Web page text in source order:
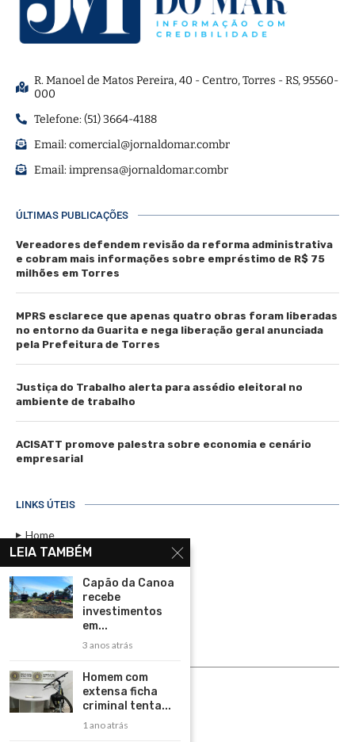
R. Manoel de Matos Pereira, 40 - Centro, Torres - RS, 95560-
000
Telefone: (51) 3664-4188
Email:comercial@jornaldomar.combr
Email:imprensa@jornaldomar.combr
ÚLTIMAS PUBLICAÇÕES
Vereadores defendem revisão da reforma administrativa
e cobram mais informações sobre empréstimo de R$ 75
milhões em Torres
MPRS esclarece que apenas quatro obras foram liberadas
no entorno da Guarita e nega liberação geral anunciada
pela Prefeitura de Torres
Justiça do Trabalho alerta para assédio eleitoral no
ambiente de trabalho
ACISATT promove palestra sobre economia e cenário
empresarial
LINKS ÚTEIS
Home
Assinar
Contato
Política de Privacidade
Rádio Maristela - Ao Vivo
ASSINE
LEIA TAMBÉM
Capão da Canoa
recebe
investimentos
em...
3 anos atrás
Homem com
extensa ficha
criminal tenta...
1 ano atrás